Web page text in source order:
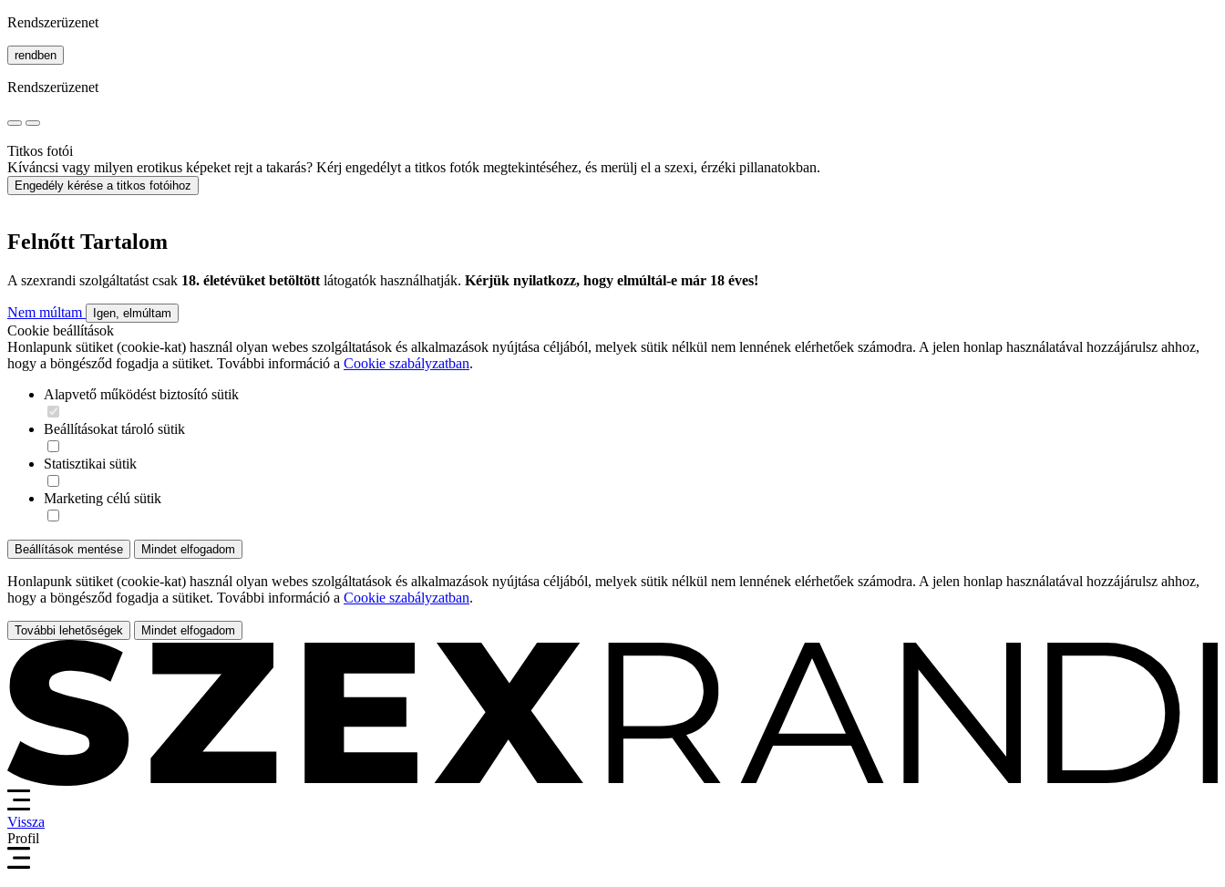
Rendszerüzenet
rendben
Rendszerüzenet
Titkos fotói
Kíváncsi vagy milyen erotikus képeket rejt a takarás? Kérj engedélyt a titkos fotók megtekintéséhez, és merülj el a szexi, érzéki pillanatokban.
Engedély kérése a titkos fotóihoz
Felnőtt Tartalom
A szexrandi szolgáltatást csak 18. életévüket betöltött látogatók használhatják. Kérjük nyilatkozz, hogy elmúltál-e már 18 éves!
Nem múltam Igen, elmúltam
Cookie beállítások
Honlapunk sütiket (cookie-kat) használ olyan webes szolgáltatások és alkalmazások nyújtása céljából, melyek sütik nélkül nem lennének elérhetőek számodra. A jelen honlap használatával hozzájárulsz ahhoz,
hogy a böngésződ fogadja a sütiket. További információ a Cookie szabályzatban.
Alapvető működést biztosító sütik
Beállításokat tároló sütik
Statisztikai sütik
Marketing célú sütik
Beállítások mentése Mindet elfogadom
Honlapunk sütiket (cookie-kat) használ olyan webes szolgáltatások és alkalmazások nyújtása céljából, melyek sütik nélkül nem lennének elérhetőek számodra. A jelen honlap használatával hozzájárulsz ahhoz,
hogy a böngésződ fogadja a sütiket. További információ a Cookie szabályzatban.
További lehetőségek Mindet elfogadom
Vissza
Profil